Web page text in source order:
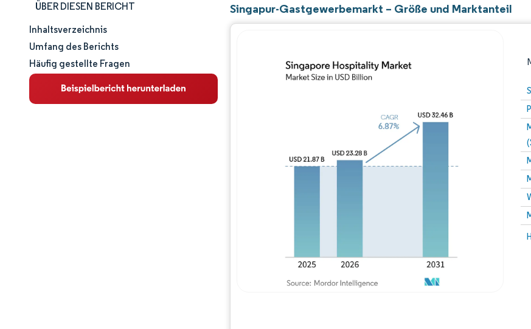
ÜBER DIESEN BERICHT
Marktgröße und -anteil
Marktanalyse
Trends und Einblicke
Inhaltsverzeichnis
Umfang des Berichts
Häufig gestellte Fragen
Singapur-Gastgewerbemarkt – Größe und Marktanteil
Bild © Mordor Intelligence. Wiederverwendung